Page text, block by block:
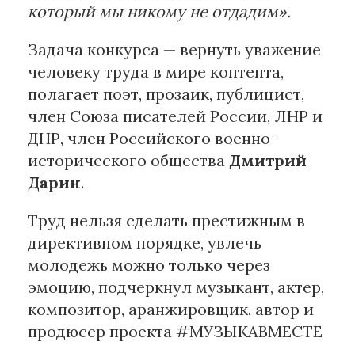
который мы никому не отдадим».
Задача конкурса — вернуть уважение
человеку труда в мире контента,
полагает поэт, прозаик, публицист,
член Союза писателей России, ЛНР и
ДНР, член Российского военно-
исторического общества Дмитрий
Дарин.
Труд нельзя сделать престижным в
директивном порядке, увлечь
молодежь можно только через
эмоцию, подчеркнул музыкант, актер,
композитор, аранжировщик, автор и
продюсер проекта #МУЗЫКАВМЕСТЕ